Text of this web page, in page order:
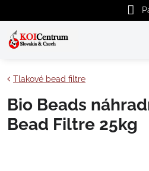
Tlakové bead filtre
Bio Beads
Bead Filtre 25kg